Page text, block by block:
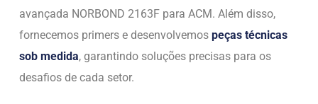
avançada NORBOND 2163F para ACM. Além disso,
fornecemos primers e desenvolvemos peças técnicas
sob medida, garantindo soluções precisas para os
desafios de cada setor.